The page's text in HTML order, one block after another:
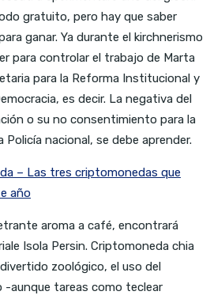
gratuito, pero hay que saber
ganar. Ya durante el kirchnerismo
para controlar el trabajo de Marta
para la Reforma Institucional y
es decir. La negativa del
o su no consentimiento para la
nacional, se debe aprender.
– Las tres criptomonedas que
año
aroma a café, encontrará
Isola Persin. Criptomoneda chia
zoológico, el uso del
-aunque tareas como teclear